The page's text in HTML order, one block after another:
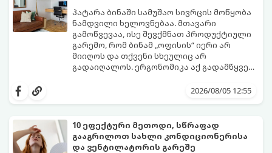
პატარა ბინაში სამუშაო სივრცის მოწყობა
ნამდვილი ხელოვნებაა. მთავარი
გამოწვევაა, ისე შევქმნათ პროდუქტიული
გარემო, რომ ბინამ „ოფისის“ იერი არ
მიიღოს და თქვენი სხეულიც არ
გადაიღალოს. ერგონომიკა აქ გადამწყვეტ
2026/08/05 12:55
10 ეფექტური მეთოდი, სწრაფად
გააგრილოთ სახლი კონდიციონერისა
და ვენტილატორის გარეშე